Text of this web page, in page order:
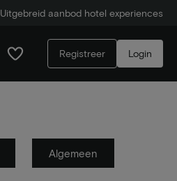
Uitgebreid aanbod hotel experiences
Registreer Login
Algemeen